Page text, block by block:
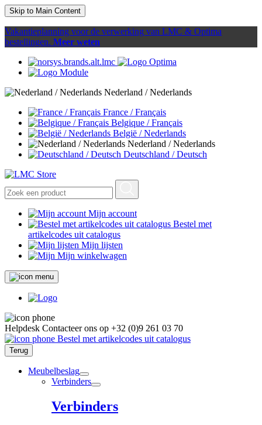
Skip to Main Content
Vakantieplanning voor de verwerking van LMC & Optima
bestellingen. Meer weten
Nederland / Nederlands
France / Français
Belgique / Français
België / Nederlands
Nederland / Nederlands
Deutschland / Deutsch
Mijn account
Bestel met
artikelcodes uit catalogus
Mijn lijsten
Mijn winkelwagen
Helpdesk Contacteer ons op +32 (0)9 261 03 70
Bestel met artikelcodes uit catalogus
Terug
Meubelbeslag
Verbinders
Verbinders